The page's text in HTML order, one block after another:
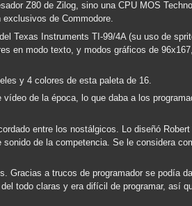
Z80 de Zilog, sino una CPU MOS
de Commodore.
Texas Instruments TI-99/4A (su uso de
en modo texto, y modos gráficos de
y 4 colores de esta paleta de 16.
de la época, lo que daba a los
entre los nostálgicos. Lo diseñó Robert
de la competencia. Se le considera
Gracias a trucos de programador se podía
todo claras y era difícil de programar, así